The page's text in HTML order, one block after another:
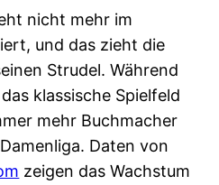
nicht mehr im
und das zieht die
Strudel. Während
klassische Spielfeld
mehr Buchmacher
Daten von
zeigen das Wachstum